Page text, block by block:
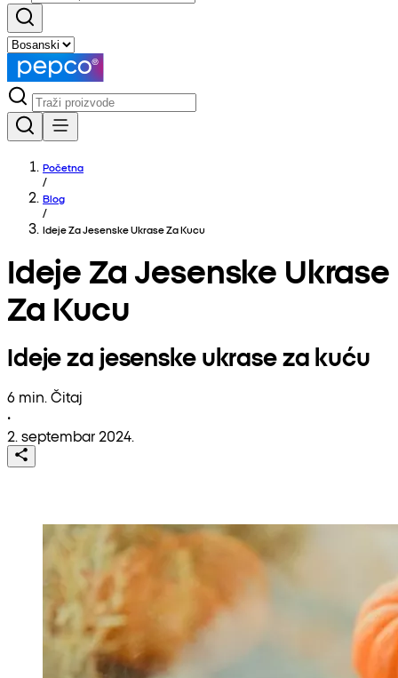
Početna
/
Blog
/
Ideje Za Jesenske Ukrase Za Kucu
Ideje Za Jesenske Ukrase
Za Kucu
Ideje za jesenske ukrase za kuću
6 min. Čitaj
•
2. septembar 2024.